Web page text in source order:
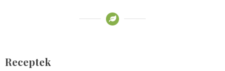
Receptek
2023.03.06.